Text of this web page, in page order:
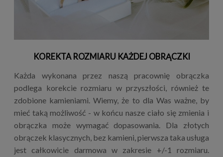
KOREKTA ROZMIARU KAŻDEJ OBRĄCZKI
Każda wykonana przez naszą pracownię obrączka
podlega korekcie rozmiaru w przyszłości, również te
zdobione kamieniami. Wiemy, że to dla Was ważne, by
mieć taką możliwość - w końcu nasze ciało się zmienia i
obrączka może wymagać dopasowania. Dla złotych
obrączek klasycznych, bez kamieni, pierwsza taka usługa
jest całkowicie darmowa w zakresie +/-1 rozmiaru.